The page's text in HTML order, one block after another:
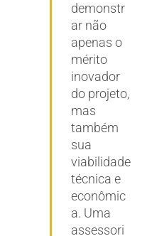
demonstr
ar não
apenas o
mérito
inovador
do projeto,
mas
também
sua
viabilidade
técnica e
econômic
a. Uma
assessori